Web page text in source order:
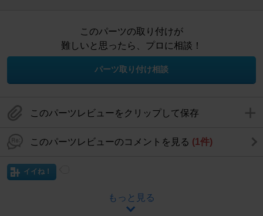
このパーツの取り付けが
難しいと思ったら、プロに相談！
パーツ取り付け相談
このパーツレビューをクリップして保存
このパーツレビューのコメントを見る (1件)
イイね！
もっと見る